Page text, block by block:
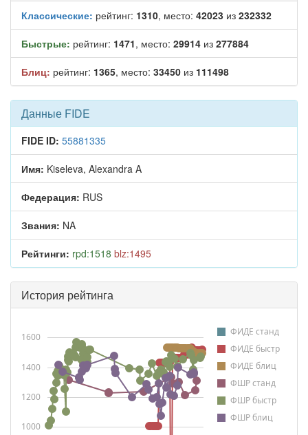
Классические: рейтинг: 1310, место: 42023 из 232332
Быстрые: рейтинг: 1471, место: 29914 из 277884
Блиц: рейтинг: 1365, место: 33450 из 111498
Данные FIDE
FIDE ID: 55881335
Имя: Kiseleva, Alexandra A
Федерация: RUS
Звания: NA
Рейтинги: rpd:1518 blz:1495
История рейтинга
ФИДЕ станд
ФИДЕ быстр
ФИДЕ блиц
ФШР станд
ФШР быстр
ФШР блиц
1000
1200
1400
1600